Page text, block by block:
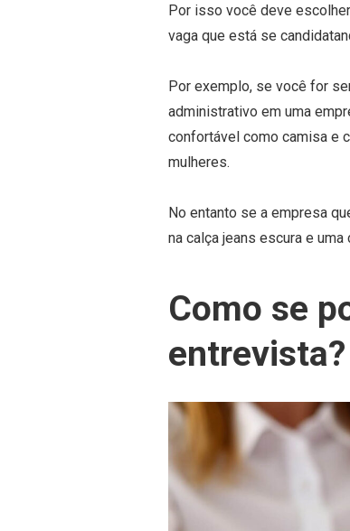
Por isso você deve
vaga que está se
Por exemplo, se você for
administrativo em uma
confortável como camisa e
mulheres.
No entanto se a empresa
na calça jeans escura e uma
Como se
entrevista?